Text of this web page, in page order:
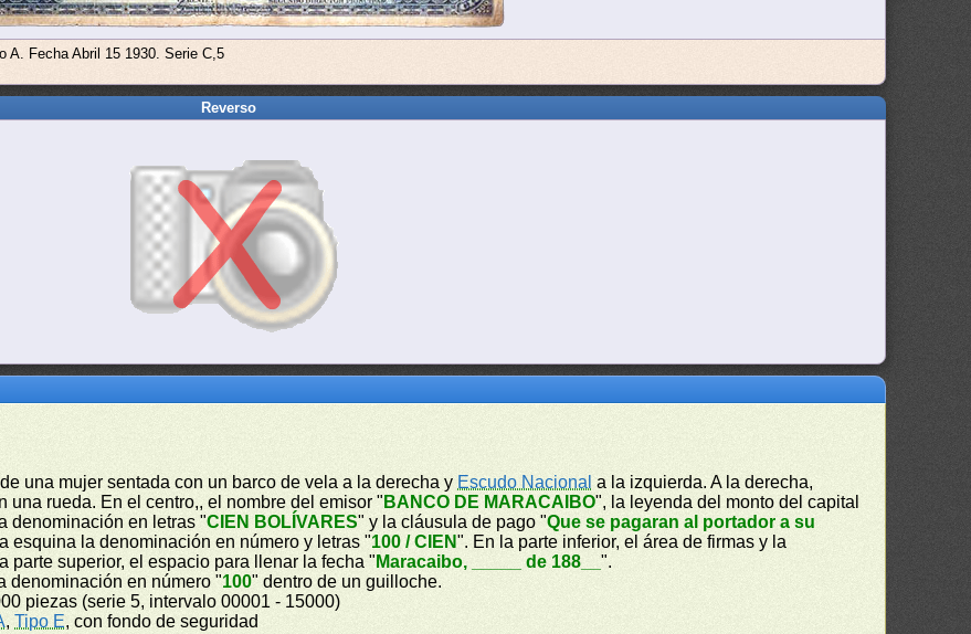
A. Fecha Abril 15 1930. Serie C,5
Reverso
una mujer sentada con un barco de vela a la derecha y Escudo Nacional a la izquierda. A la derecha,
rueda. En el centro,, el nombre del emisor " BANCO DE MARACAIBO", la leyenda del monto del capital
denominación en letras "CIEN BOLÍVARES" y la cláusula de pago "Que se pagaran al portador a su
esquina la denominación en número y letras "100 / CIEN". En la parte inferior, el área de firmas y la
parte superior, el espacio para llenar la fecha " Maracaibo, _____ de 188__".
denominación en número "100" dentro de un guilloche.
piezas (serie 5, intervalo 00001 - 15000)
,Tipo E, con fondo de seguridad